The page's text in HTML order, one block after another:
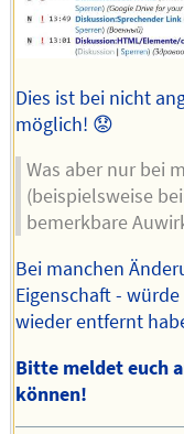
Dies ist bei nicht
möglich! 😟
Was aber nur bei
(beispielsweise
bemerkbare
Bei manchen
Eigenschaft -
wieder entfernt
Bitte meldet euch
können!